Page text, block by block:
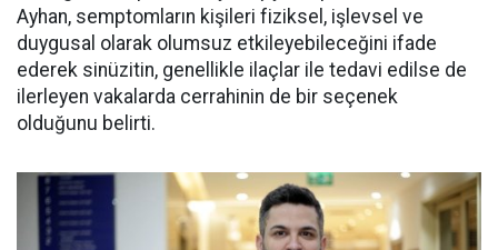
Ayhan, semptomların kişileri fiziksel, işlevsel ve
duygusal olarak olumsuz etkileyebileceğini ifade
ederek sinüzitin, genellikle ilaçlar ile tedavi edilse de
ilerleyen vakalarda cerrahinin de bir seçenek
olduğunu belirti.